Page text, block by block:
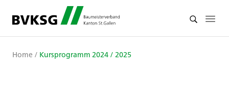
Home / Kursprogramm 2024 / 2025